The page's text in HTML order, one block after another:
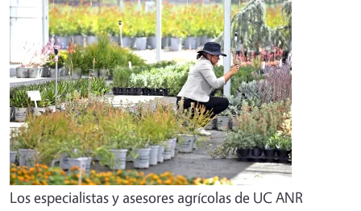
Los especialistas y asesores agrícolas de UC ANR